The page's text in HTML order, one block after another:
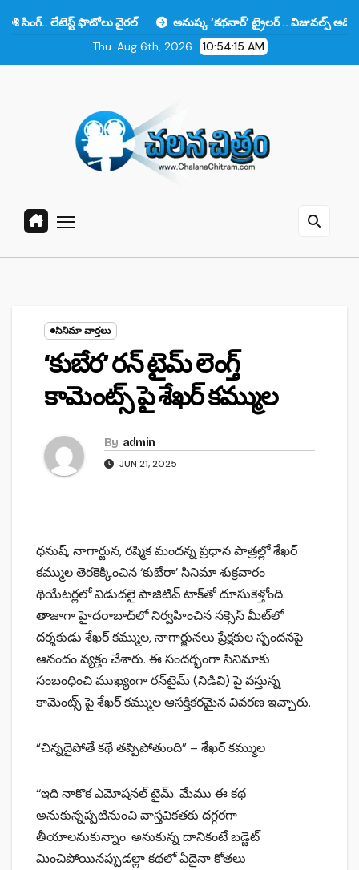
ఫొటోలు వైరల్
అనుష్క ‘కథనార్’ ట్రైలర్ .. విజువల్స్ అదిరిపోయాయి
Thu. Aug 6th, 2026
10:54:16 AM
సినిమా వార్తలు
‘కుబేర’ రన్ టైమ్ లెంగ్త్
కామెంట్స్ పై శేఖర్ కమ్ముల
By admin
JUN 21, 2025
ధనుష్, నాగార్జున, రష్మిక మందన్న ప్రధాన పాత్రల్లో శేఖర్
కమ్ముల తెరకెక్కించిన ‘కుబేరా’ సినిమా శుక్రవారం
థియేటర్లలో విడుదలై పాజిటివ్ టాక్‌తో దూసుకెళ్తోంది.
తాజాగా హైదరాబాద్‌లో నిర్వహించిన సక్సెస్ మీట్‌లో
దర్శకుడు శేఖర్ కమ్ముల, నాగార్జునలు ప్రేక్షకుల స్పందనపై
ఆనందం వ్యక్తం చేశారు. ఈ సందర్భంగా సినిమాకు
సంబంధించి ముఖ్యంగా రన్‌టైమ్ (నిడివి) పై వస్తున్న
కామెంట్స్ పై శేఖర్ కమ్ముల ఆసక్తికరమైన వివరణ ఇచ్చారు.
“చిన్నదైపోతే కథే తప్పిపోతుంది” – శేఖర్ కమ్ముల
‘‘ఇది నాకొక ఎమోషనల్‌ టైమ్‌. మేము ఈ కథ
అనుకున్నప్పటినుంచి వాస్తవికతకు దగ్గరగా
తీయాలనుకున్నాం. అనుకున్న దానికంటే బడ్జెట్‌
మించిపోయినప్పుడల్లా కథలో ఏదైనా కోతలు